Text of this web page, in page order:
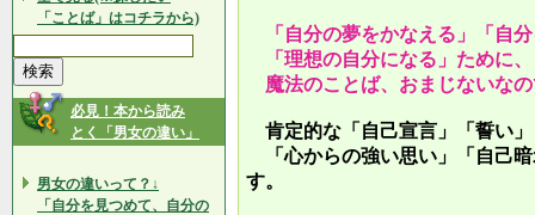
「ことば」はコチラから)
必見！本から読み
とく「男女の違い」
男女の違いって？↓
「自分を見つめて、自分の
「自分の夢をかなえる」「自
「理想の自分になる」ために
魔法のことば、おまじないな
肯定的な「自己宣言」「誓い
「心からの強い思い」「自己
す。